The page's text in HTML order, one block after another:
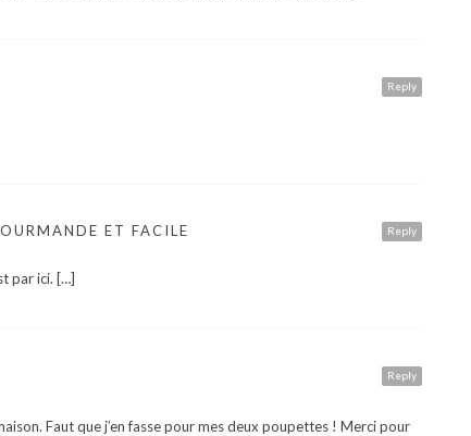
Reply
Reply
ET FACILE
par ici. […]
Reply
Faut que j’en fasse pour mes deux poupettes ! Merci pour